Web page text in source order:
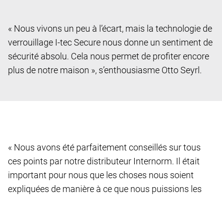
« Nous vivons un peu à l’écart, mais la technologie de
verrouillage I-tec Secure nous donne un sentiment de
sécurité absolu. Cela nous permet de profiter encore
plus de notre maison », s’enthousiasme Otto Seyrl.
« Nous avons été parfaitement conseillés sur tous
ces points par notre distributeur Internorm. Il était
important pour nous que les choses nous soient
expliquées de manière à ce que nous puissions les